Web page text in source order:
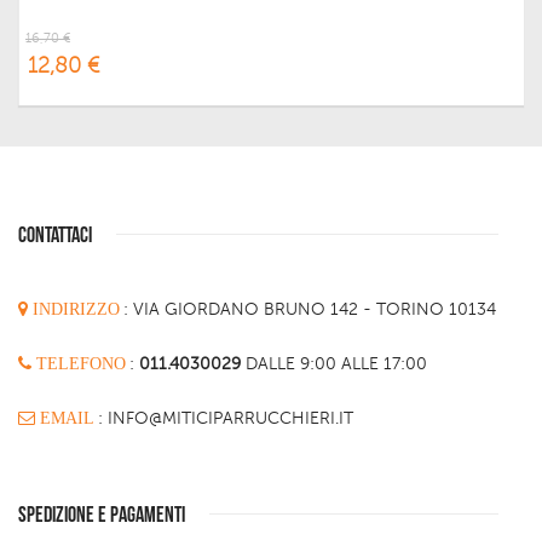
16,70 €
12,80 €
CONTATTACI
INDIRIZZO : VIA GIORDANO BRUNO 142 - TORINO 10134
TELEFONO : 011.4030029 DALLE 9:00 ALLE 17:00
EMAIL : INFO@MITICIPARRUCCHIERI.IT
SPEDIZIONE E PAGAMENTI